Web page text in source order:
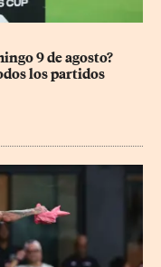
9 de agosto?
los partidos